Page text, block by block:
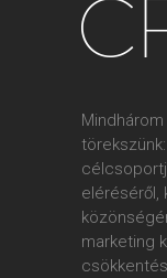
eléréséről,
marketing